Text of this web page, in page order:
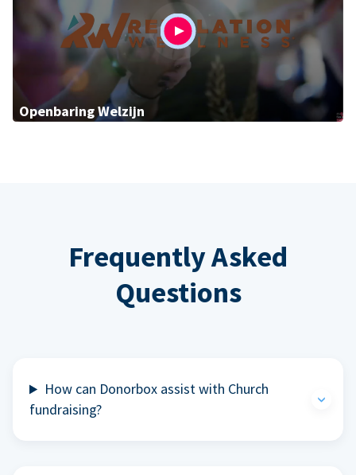
Openbaring Welzijn
Frequently Asked
Questions
How can Donorbox assist with Church
fundraising?